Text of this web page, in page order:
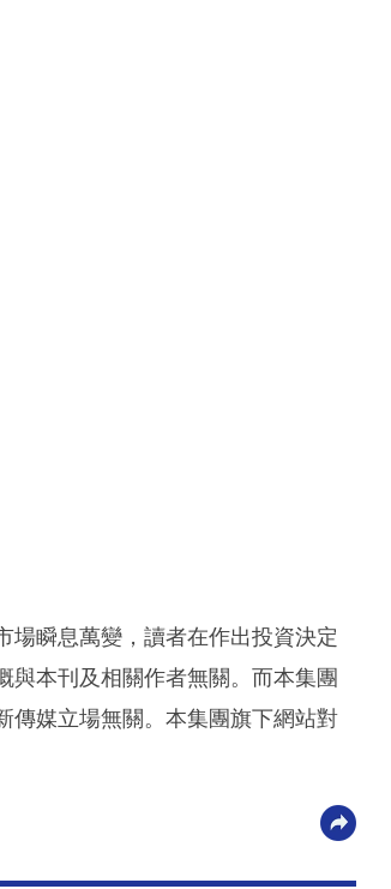
場瞬息萬變，讀者在作出投資決定
與本刊及相關作者無關。而本集團
傳媒立場無關。本集團旗下網站對